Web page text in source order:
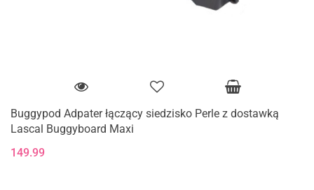
Buggypod Adpater łączący siedzisko Perle z dostawką
Lascal Buggyboard Maxi
149.99